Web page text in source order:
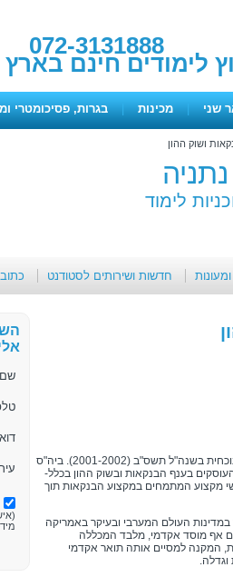
072-3131888
לימודים חינם
שני | מכינות | בגרות, פסיכומטרי
ושוק ההון
לימוד
חדשות ושירותים לסטודנט
ביה"ס לבנקאות ושוק ההון החל לפעול במתכונתו הנוכחית בשנה"ל תשס"ב (2001-2002). ביה"ס
בענף הבנקאות ובשוק ההון בכלל-
מקצוע המתמחים במקצוע הבנקאות תוך
העולם המערבי ובעיקר באמריקה
אף מוסד אקדמי, מלבד המכללה
המקנה למסיים אותה תואר אקדמי